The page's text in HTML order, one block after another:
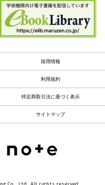
採用情報
利用規約
特定商取引法に基づく表示
サイトマップ